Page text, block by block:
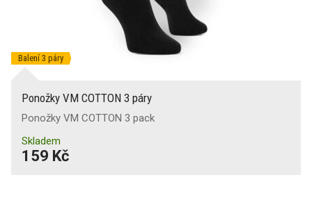
Balení 3 páry
Ponožky VM COTTON 3 páry
Ponožky VM COTTON 3 pack
Skladem
159 Kč